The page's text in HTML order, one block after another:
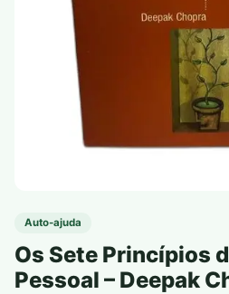
Auto-ajuda
Os Sete Princípios
Pessoal – Deepak